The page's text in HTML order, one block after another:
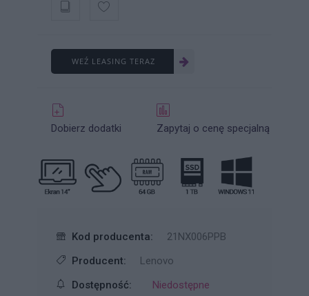
WEŹ LEASING TERAZ
Dobierz dodatki Zapytaj o cenę specjalną
Kod producenta:
21NX006PPB
Producent:
Lenovo
Dostępność:
Niedostępne